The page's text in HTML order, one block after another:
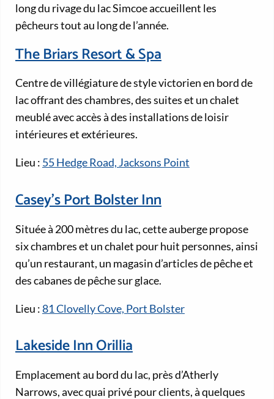
long du rivage du lac Simcoe accueillent les
pêcheurs tout au long de l’année.
The Briars Resort & Spa
Centre de villégiature de style victorien en bord de
lac offrant des chambres, des suites et un chalet
meublé avec accès à des installations de loisir
intérieures et extérieures.
Lieu : 55 Hedge Road, Jacksons Point
Casey's Port Bolster Inn
Située à 200 mètres du lac, cette auberge propose
six chambres et un chalet pour huit personnes, ainsi
qu’un restaurant, un magasin d’articles de pêche et
des cabanes de pêche sur glace.
Lieu :81 Clovelly Cove, Port Bolster
Lakeside Inn Orillia
Emplacement au bord du lac, près d’Atherly
Narrows, avec quai privé pour clients, à quelques